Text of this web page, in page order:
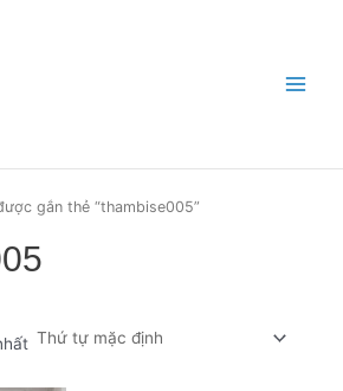
gắn thẻ “thambise005”